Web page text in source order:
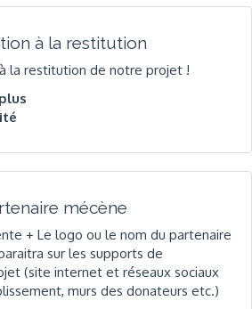
à la restitution
la restitution de notre projet !
mécène
+ Le logo ou le nom du partenaire
sur les supports de
(site internet et réseaux sociaux
murs des donateurs etc.)